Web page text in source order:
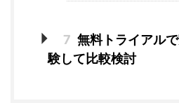
7 無料トライアル
験して比較検討